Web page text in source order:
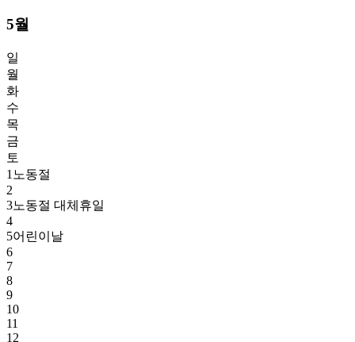
5월
일
월
화
수
목
금
토
1 노동절
2
3노동절 대체휴일
4
5어린이날
6
7
8
9
10
11
12